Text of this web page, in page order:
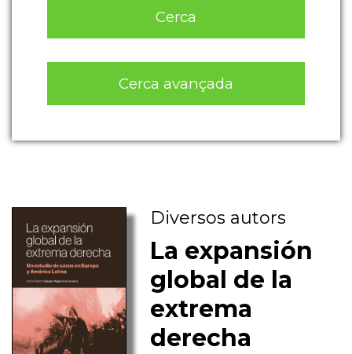
Cerca
Cerca avançada
Diversos autors
La expansión
global de la
extrema
derecha